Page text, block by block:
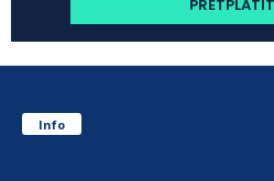
Info